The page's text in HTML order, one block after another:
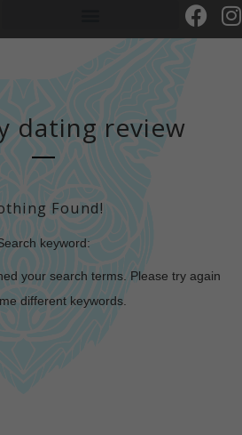
dating review
Found!
keyword:
your search terms. Please try again
different keywords.